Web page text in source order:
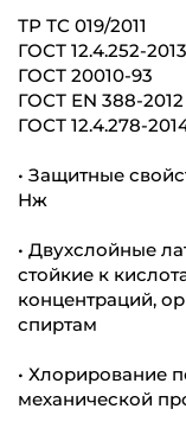
ТР ТС 019/2011
ГОСТ 12.4.252-2013
ГОСТ 20010-93
ГОСТ ЕN 388-2012
ГОСТ 12.4.278-
• Защитные
Нж
• Двухслойные
стойкие к
концентраций,
спиртам
• Хлорирование
механической